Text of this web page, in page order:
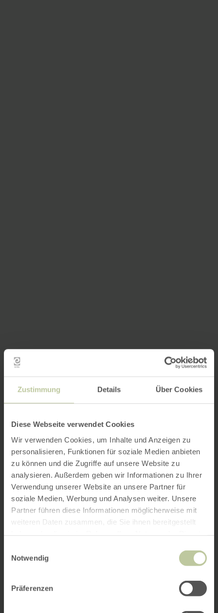
Zustimmung Details Über Cookies
Diese Webseite verwendet Cookies
Wir verwenden Cookies, um Inhalte und Anzeigen zu
personalisieren, Funktionen für soziale Medien anbieten
zu können und die Zugriffe auf unsere Website zu
analysieren. Außerdem geben wir Informationen zu Ihrer
Verwendung unserer Website an unsere Partner für
soziale Medien, Werbung und Analysen weiter. Unsere
Partner führen diese Informationen möglicherweise mit
weiteren Daten zusammen, die Sie ihnen bereitgestellt
Notwendig
Präferenzen